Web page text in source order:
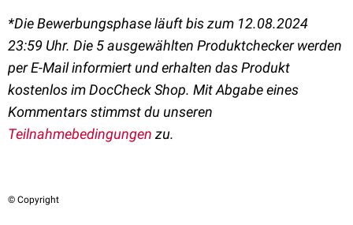
*Die Bewerbungsphase läuft bis zum 12.08.2024
23:59 Uhr. Die 5 ausgewählten Produktchecker werden
per E-Mail informiert und erhalten das Produkt
kostenlos im DocCheck Shop. Mit Abgabe eines
Kommentars stimmst du unseren
Teilnahmebedingungen zu.
© Copyright